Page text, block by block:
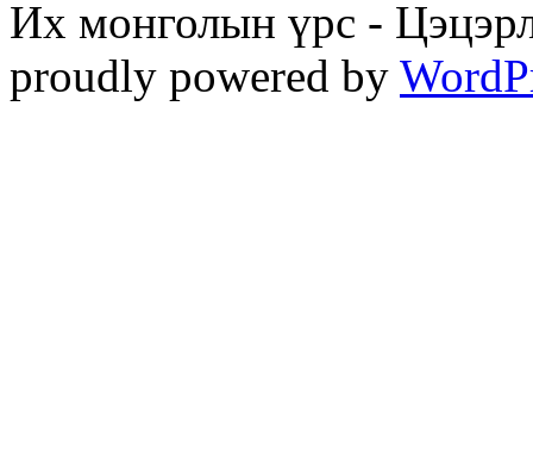
Их монголын үрс -
proudly powered by